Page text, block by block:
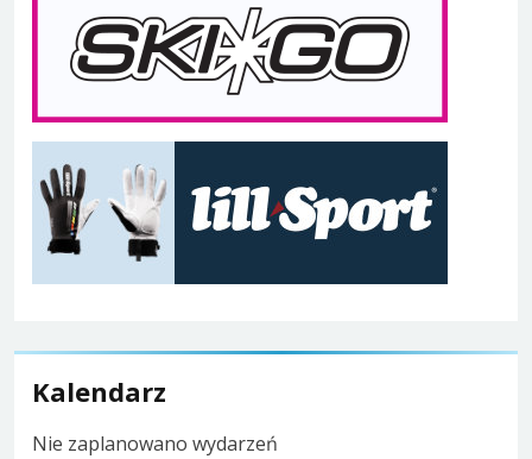
Kalendarz
Nie zaplanowano wydarzeń